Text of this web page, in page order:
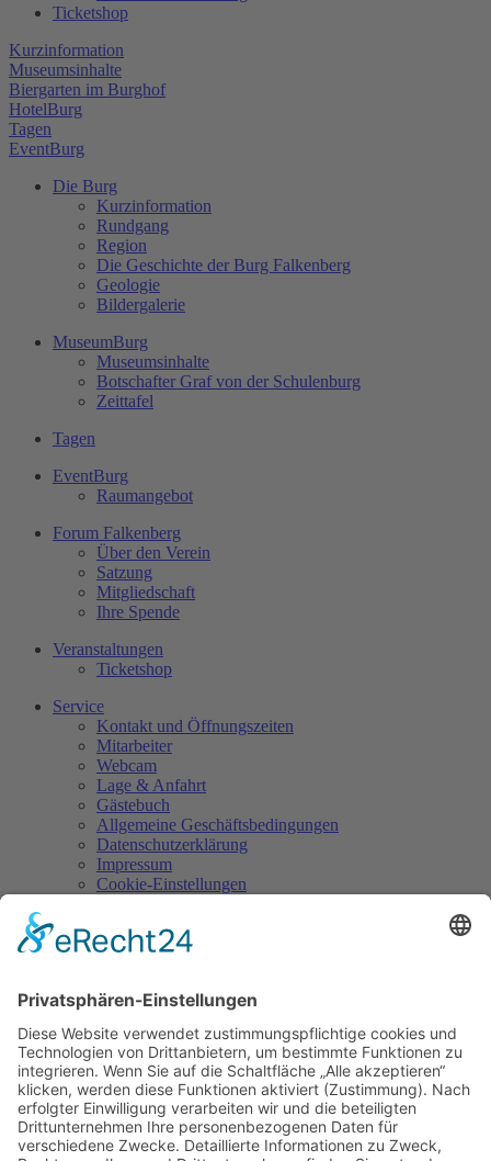
Ticketshop
Kurzinformation
Museumsinhalte
Biergarten im Burghof
HotelBurg
Tagen
EventBurg
Die Burg
Kurzinformation
Rundgang
Region
Die Geschichte der Burg Falkenberg
Geologie
Bildergalerie
MuseumBurg
Museumsinhalte
Botschafter Graf von der Schulenburg
Zeittafel
Tagen
EventBurg
Raumangebot
Forum Falkenberg
Über den Verein
Satzung
Mitgliedschaft
Ihre Spende
Veranstaltungen
Ticketshop
Service
Kontakt und Öffnungszeiten
Mitarbeiter
Webcam
Lage & Anfahrt
Gästebuch
Allgemeine Geschäftsbedingungen
Datenschutzerklärung
Impressum
Cookie-Einstellungen
Kontakt
Burg 1
95685 Falkenberg
Tel.: 09637/929945-0
Mail:info@burg-falkenberg.bayern
Hunde nicht erlaubt!
Gefördert/Kofinanziert durch: